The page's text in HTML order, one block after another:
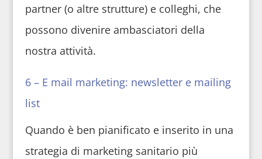
partner (o altre strutture) e colleghi, che
possono divenire ambasciatori della
nostra attività.
6 – E mail marketing: newsletter e mailing
list
Quando è ben pianificato e inserito in una
strategia di marketing sanitario più